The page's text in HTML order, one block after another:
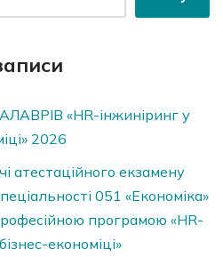
«HR-інжиніринг у
2026
атестаційного екзамену
051 «Економіка»
програмою «HR-
економіці»